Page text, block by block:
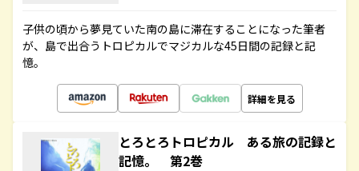
子供の頃から夢見ていた南の島に滞在することになった筆者
が、島で出合うトロピカルでマジカルな45日間の記録と記
憶。
詳細を見る
とろとろトロピカル ある旅の記録と
記憶。 第2巻